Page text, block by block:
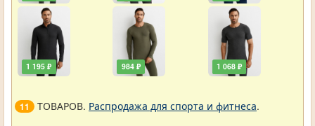
1 195 ₽ 984 ₽ 1 068 ₽
11 ТОВАРОВ. Распродажа для спорта и фитнеса.